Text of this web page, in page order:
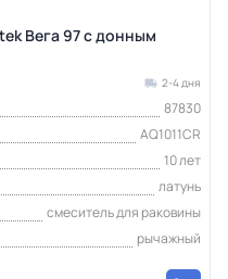
Вега 97 с донным
2-4 дня
87830
AQ1011CR
10 лет
латунь
смеситель для раковины
рычажный